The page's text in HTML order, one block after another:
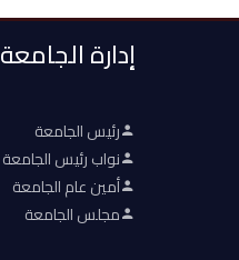
إدارة الجامعة
رئيس الجامعة
نواب رئيس الجامعة
أمين عام الجامعة
مجلس الجامعة